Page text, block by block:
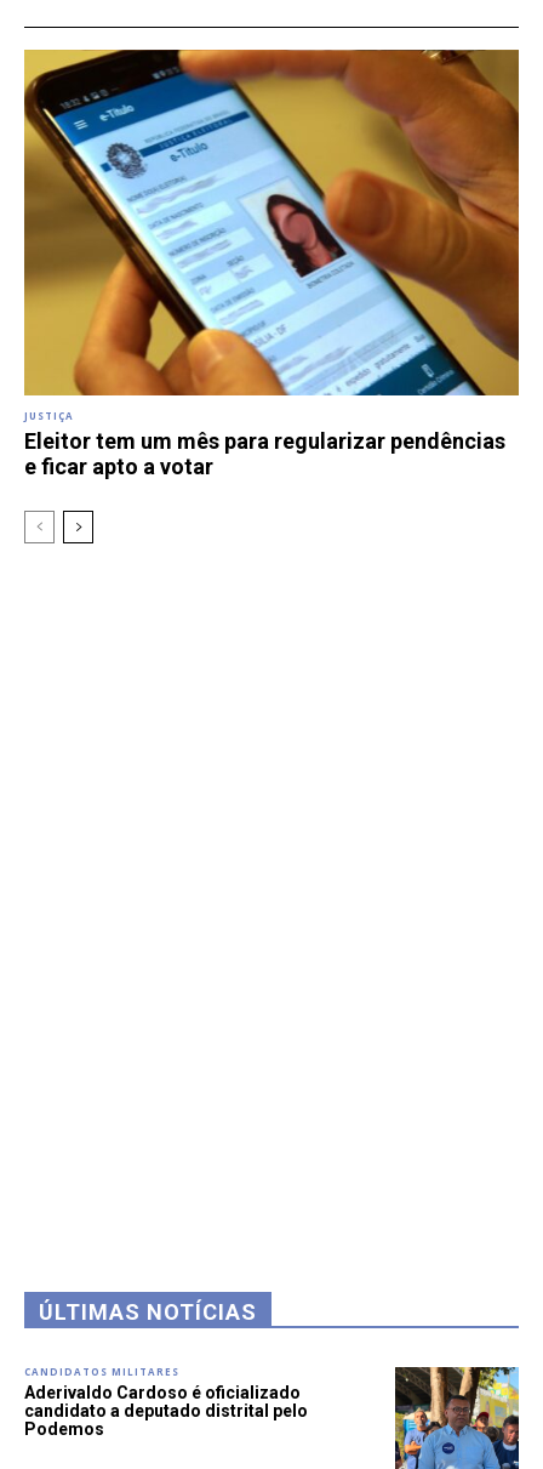
JUSTIÇA
Eleitor tem um mês para regularizar pendências
e ficar apto a votar
ÚLTIMAS NOTÍCIAS
CANDIDATOS MILITARES
Aderivaldo Cardoso é oficializado
candidato a deputado distrital pelo
Podemos